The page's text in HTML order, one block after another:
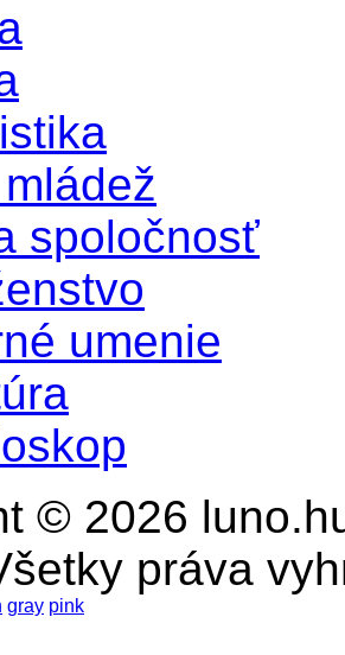
spoločnosť
umenie
© 2026
práva
gray pink